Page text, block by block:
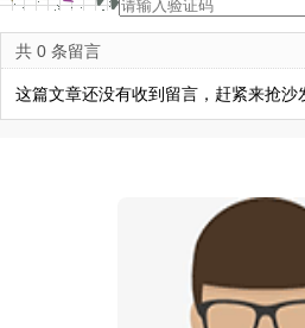
共 0 条留言
这篇文章还没有收到留言，赶紧来抢沙